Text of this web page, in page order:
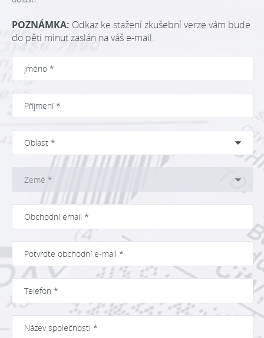
POZNÁMKA: Odkaz ke stažení zkušební verze vám bude
do pěti minut zaslán na váš e-mail.